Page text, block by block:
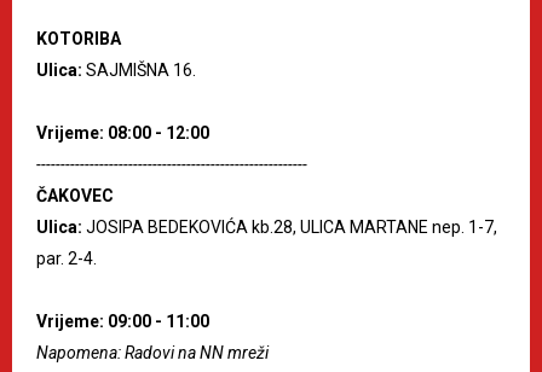
KOTORIBA
Ulica: SAJMIŠNA 16.
Vrijeme: 08:00 - 12:00
--------------------------------------------------------
ČAKOVEC
Ulica: JOSIPA BEDEKOVIĆA kb.28, ULICA MARTANE nep. 1-7,
par. 2-4.
Vrijeme: 09:00 - 11:00
Napomena: Radovi na NN mreži